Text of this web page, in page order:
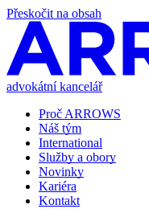
Přeskočit na obsah
advokátní kancelář
Proč ARROWS
Náš tým
International
Služby a obory
Novinky
Kariéra
Kontakt